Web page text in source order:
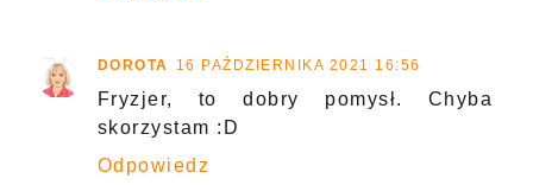
DOROTA 16 PAŹDZIERNIKA 2021 16:56
Fryzjer, to dobry pomysł. Chyba
skorzystam :D
Odpowiedz